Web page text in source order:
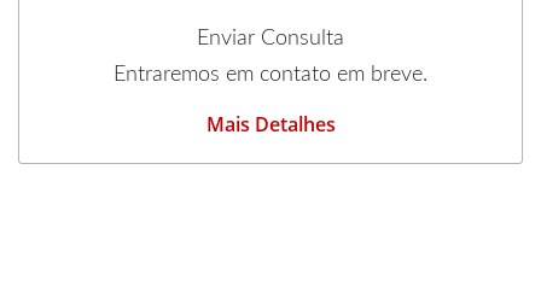
Enviar Consulta
Entraremos em contato em breve.
Mais Detalhes